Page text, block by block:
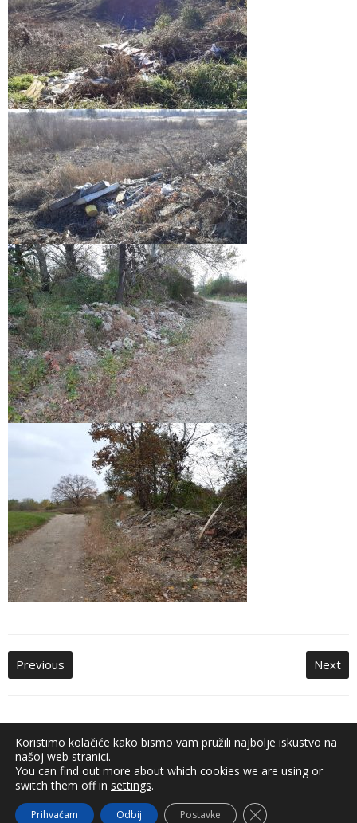
Previous Next
Adatvédelmi tájékoztató
Minden jog fenntartva © Molnári Község Önkormányzata
Koristimo kolačiće kako bismo vam pružili najbolje iskustvo na
našoj web stranici.
You can find out more about which cookies we are using or
switch them off in settings.
Prihvaćam Odbij Postavke Close GDPR